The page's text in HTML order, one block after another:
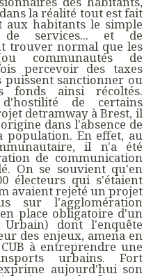
la réalité tout est fait
habitants le simple
de services... et de
trouver normal que les
communautés de
percevoir des taxes
puissent sanctionner ou
fonds ainsi récoltés.
de certains
detramway à Brest, il
dans l'absence de
population. En effet, au
il n'a été
de communication
On se souvient qu'en
électeurs qui s'étaient
avaient rejeté un projet
sur l'agglomération
place obligatoire d'un
Urbain) dont l'enquête
des enjeux, amena en
à entreprendre une
urbains. Fort
aujourd'hui son